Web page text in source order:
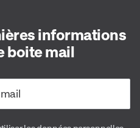
informations
boite mail